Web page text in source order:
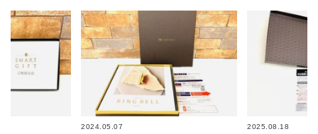
2024.05.07 2025.08.18